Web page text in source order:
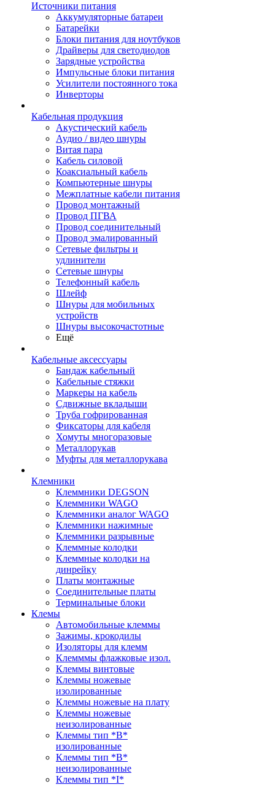
Источники питания
Аккумуляторные батареи
Батарейки
Блоки питания для ноутбуков
Драйверы для светодиодов
Зарядные устройства
Импульсные блоки питания
Усилители постоянного тока
Инверторы
Кабельная продукция
Акустический кабель
Аудио / видео шнуры
Витая пара
Кабель силовой
Коаксиальный кабель
Компьютерные шнуры
Межплатные кабели питания
Провод монтажный
Провод ПГВА
Провод соединительный
Провод эмалированный
Сетевые фильтры и
удлинители
Сетевые шнуры
Телефонный кабель
Шлейф
Шнуры для мобильных
устройств
Шнуры высокочастотные
Ещё
Кабельные аксессуары
Бандаж кабельный
Кабельные стяжки
Маркеры на кабель
Сдвижные вкладыши
Труба гофрированная
Фиксаторы для кабеля
Хомуты многоразовые
Металлорукав
Муфты для металлорукава
Клемники
Клеммники DEGSON
Клеммники WAGO
Клеммники аналог WAGO
Клеммники нажимные
Клеммники разрывные
Клеммные колодки
Клеммные колодки на
динрейку
Платы монтажные
Соединительные платы
Терминальные блоки
Клемы
Автомобильные клеммы
Зажимы, крокодилы
Изоляторы для клемм
Клемммы флажковые изол.
Клеммы винтовые
Клеммы ножевые
изолированные
Клеммы ножевые на плату
Клеммы ножевые
неизолированные
Клеммы тип *B*
изолированные
Клеммы тип *B*
неизолированные
Клеммы тип *I*